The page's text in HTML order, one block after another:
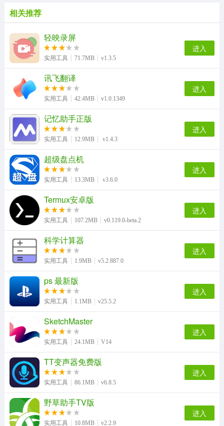
相关推荐
轻映录屏
实用工具 71.7MB v1.3.5
进入
讯飞翻译
实用工具 42.4MB v1.0.1349
进入
记忆助手正版
实用工具 12.9MB v1.4.3
进入
超级盘点机
实用工具 13.3MB v3.6.0
进入
Termux安卓版
实用工具 107.2MB v0.119.0-beta.2
进入
科学计算器
实用工具 1.9MB v5.2.887.0
进入
ps 最新版
实用工具 1.1MB v25.5.2
进入
SketchMaster
实用工具 24.1MB V14
进入
TT变声器免费版
实用工具 86.1MB v6.8.5
进入
野草助手TV版
实用工具 10.8MB v2.2.9
进入